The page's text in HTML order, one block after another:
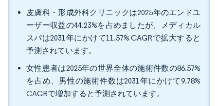
皮膚科・形成外科クリニックは2025年のエンドユ
ーザー収益の44.23%を占めましたが、メディカル
スパは2031年にかけて11.57% CAGRで拡大すると
予測されています。
女性患者は2025年の世界全体の施術件数の86.57%
を占め、男性の施術件数は2031年にかけて9.78%
CAGRで増加すると予測されています。